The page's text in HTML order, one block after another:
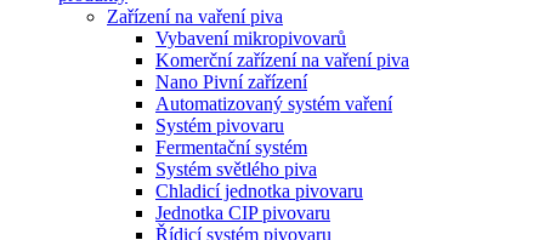
Zařízení na vaření piva
Vybavení mikropivovarů
Komerční zařízení na vaření piva
Nano Pivní zařízení
Automatizovaný systém vaření
Systém pivovaru
Fermentační systém
Systém světlého piva
Chladicí jednotka pivovaru
Jednotka CIP pivovaru
Řídicí systém pivovaru